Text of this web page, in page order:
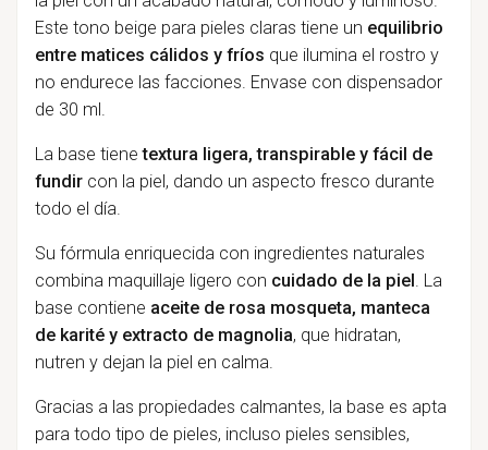
Este tono beige para pieles claras tiene un equilibrio
entre matices cálidos y fríos que ilumina el rostro y
no endurece las facciones. Envase con dispensador
de 30 ml.
La base tienetextura ligera, transpirable y fácil de
fundircon la piel, dando un aspecto fresco durante
todo el día.
Su fórmula enriquecida con ingredientes naturales
combina maquillaje ligero con cuidado de la piel. La
base contiene aceite de rosa mosqueta, manteca
de karité y extracto de magnolia, que hidratan,
nutren y dejan la piel en calma.
Gracias a las propiedades calmantes, la base es apta
para todo tipo de pieles, incluso pieles sensibles,